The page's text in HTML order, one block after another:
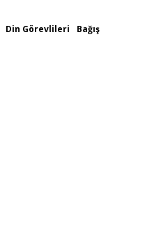
Din Görevlileri Bağış